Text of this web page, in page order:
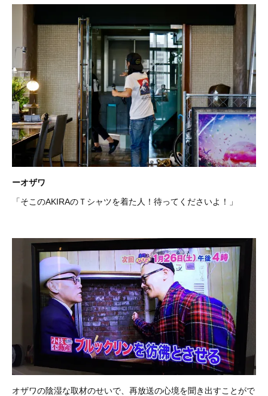
ーオザワ
「そこのAKIRAのＴシャツを着た人！待ってくださいよ！」
オザワの陰湿な取材のせいで、再放送の心境を聞き出すことがで